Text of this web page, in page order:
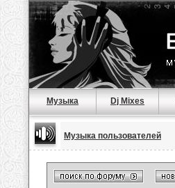
Музыка Dj Mixes
Музыка пользователей